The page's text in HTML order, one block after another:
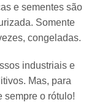
e sementes são
Somente
congeladas.
industriais e
Mas, para
sempre o rótulo!